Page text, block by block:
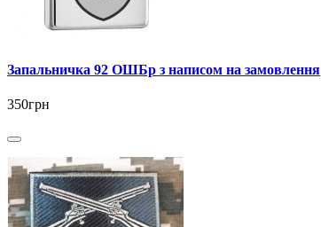
Запальничка 92 ОШБр з написом на замовлення
350грн